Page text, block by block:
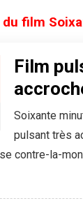
du film
Film
Soixante
pulsant très
contre-la-